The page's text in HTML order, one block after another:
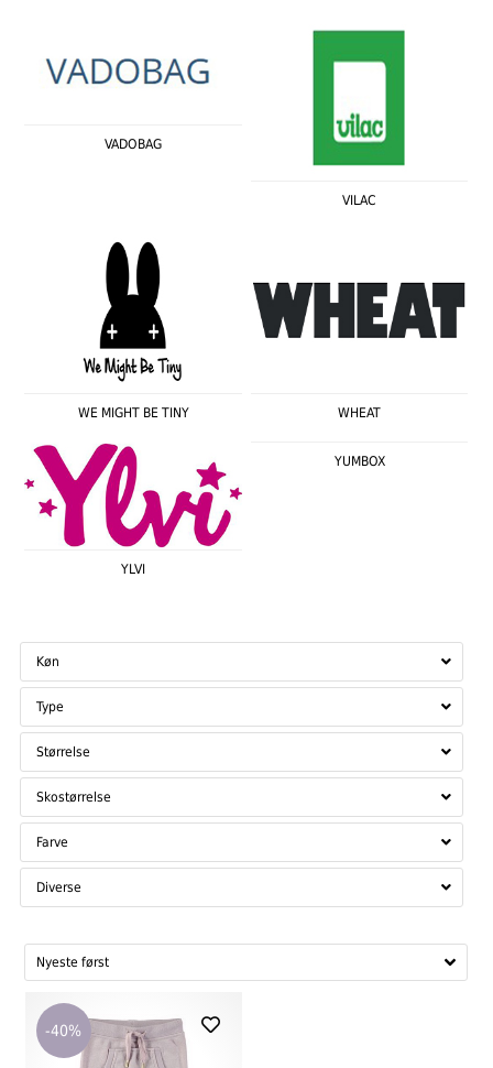
VADOBAG
VILAC
WE MIGHT BE TINY WHEAT
YLVI
YUMBOX
Køn
Type
Størrelse
Skostørrelse
Farve
Diverse
-40%